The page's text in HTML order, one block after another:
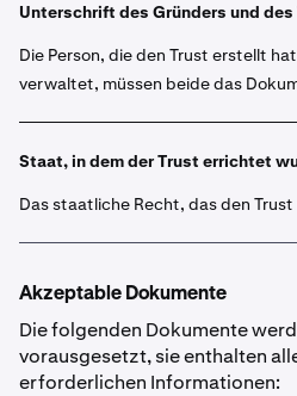
Unterschrift des Gründers und des
Die Person, die den Trust erstellt
verwaltet, müssen beide das
Staat, in dem der Trust errichtet
Das staatliche Recht, das den
Akzeptable Dokumente
Die folgenden Dokumente
vorausgesetzt, sie enthalten
erforderlichen Informationen: